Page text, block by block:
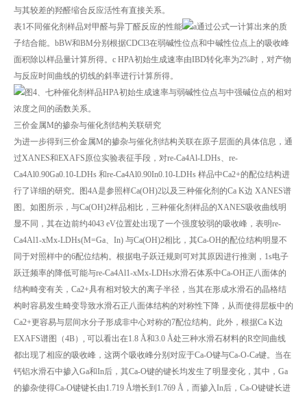
与其较差的羟醛缩合反应活性有直接关系。
表1不同催化剂样品对甲醛与异丁醛反应的性能
a通过公式一计算出来的质
子结合能。bBW和BM分别根据CDCl3在弱碱性位点和中碱性位点上的吸收峰
面积除以样品量计算所得。c HPA初始生成速率由IBD转化率为2%时，对产物
与反应时间曲线的切线的斜率进行计算所得。
图4、七种催化剂样品HPA初始生成速率与弱碱性位点与中强碱位点的相对
浓度之间的函数关系。
三价金属M的掺杂与催化剂结构关联研究
为进一步得到三价金属M的掺杂与催化剂结构关联在原子层面的具体信息，通
过XANES和EXAFS原位实验表征手段，对re-Ca4Al-LDHs、re-
Ca4Al0.90Ga0.10-LDHs 和re-Ca4Al0.90In0.10-LDHs 样品中Ca2+的配位结构进
行了详细的研究。图4A是参照样Ca(OH)2以及三种催化剂的Ca K边 XANES谱
图。如图所示，与Ca(OH)2样品相比，三种催化剂样品的XANES吸收曲线明
显不同，其在边前约4043 eV位置处出现了一个强度较弱的吸收峰，表明re-
Ca4Al1-xMx-LDHs(M=Ga、In) 与Ca(OH)2相比，其Ca-OH的配位结构明显不
同于对照样中的6配位结构。根据电子跃迁规则可对其原因进行推测，1s电子
跃迁频率的降低可能与re-Ca4Al1-xMx-LDHs水滑石体系中Ca-OH正八面体的
结构畸变有关，Ca2+具有相对较大的离子半径，当其在形成水滑石的晶格结
构时容易发生畸变导致水滑石正八面体结构的对称性下降，从而使得层板中的
Ca2+更容易与层间水分子形成非中心对称的7配位结构。此外，根据Ca K边
EXAFS谱图（4B）, 可以看出在1.8 Å和3.0 Å处三种水滑石材料的R空间曲线
都出现了相应的吸收峰，这两个吸收峰分别对应于Ca-O键与Ca-O-Ca键。当在
钙铝水滑石中掺入Ga和In后，其Ca-O键的键长均发生了明显变化，其中，Ga
的掺杂使得Ca-O键键长由1.719 Å增长到1.769 Å，而掺入In后，Ca-O键键长进